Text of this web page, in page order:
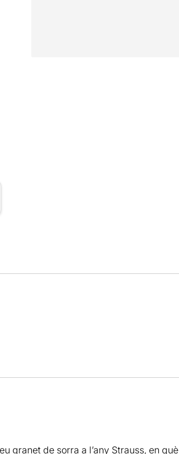
granet de sorra a l’any Strauss, en què